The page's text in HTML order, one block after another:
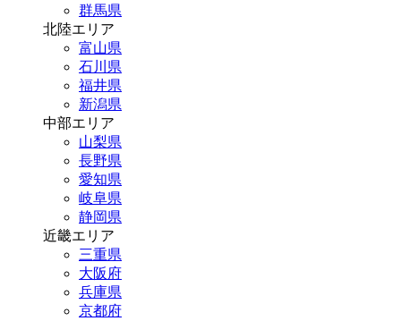
群馬県
北陸エリア
富山県
石川県
福井県
新潟県
中部エリア
山梨県
長野県
愛知県
岐阜県
静岡県
近畿エリア
三重県
大阪府
兵庫県
京都府